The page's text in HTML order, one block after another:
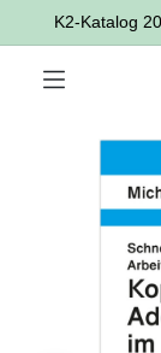
K2-Katalog